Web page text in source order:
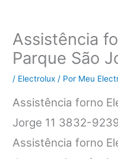
Assistência
Parque São
/ Electrolux / Por Meu
Assistência forno
Jorge 11 3832-
Assistência forno